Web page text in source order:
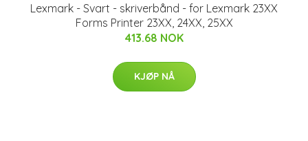
Lexmark - Svart - skriverbånd - for Lexmark 23XX
Forms Printer 23XX, 24XX, 25XX
413.68 NOK
KJØP NÅ